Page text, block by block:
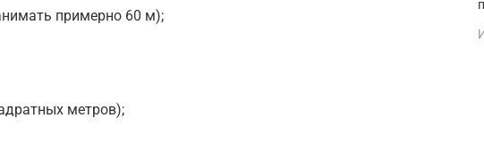
примерно 60 м);
метров);